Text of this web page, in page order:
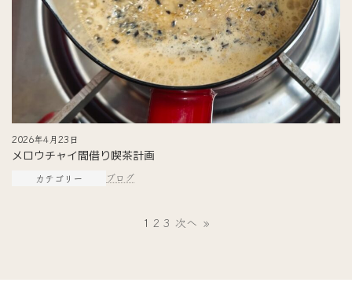
2026年4月23日
メロウチャイ間借り喫茶計画
カテゴリー ブログ
1 2 3 次へ »